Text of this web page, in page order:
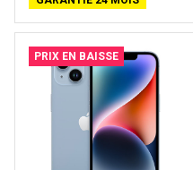
PRIX EN BAISSE